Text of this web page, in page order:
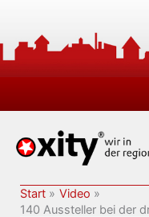
springen
Start
Video
140 Aussteller bei der